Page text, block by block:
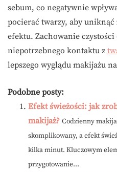
sebum, co negatywnie
pocierać twarzy, aby
efektu. Zachowanie
niepotrzebnego kontaktu z
lepszego wyglądu makijażu
Podobne posty:
Efekt świeżości: jak
makijaż? Codzienny
skomplikowany, a efekt
kilka minut. Kluczowym
przygotowanie...